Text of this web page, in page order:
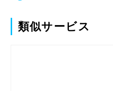
類似サービス